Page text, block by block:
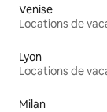
Venise
Locations de
Lyon
Locations de
Milan